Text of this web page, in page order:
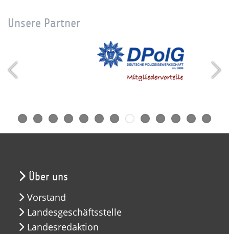
Unsere Partner
Über uns
Vorstand
Landesgeschäftsstelle
Landesredaktion